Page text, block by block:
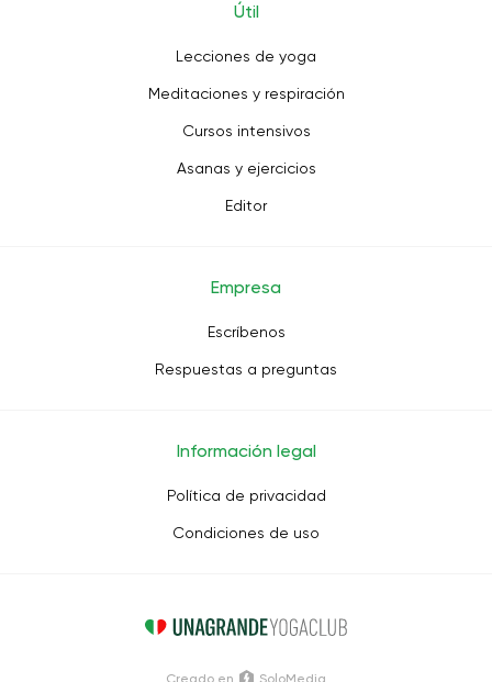
Útil
Lecciones de yoga
Meditaciones y respiración
Cursos intensivos
Asanas y ejercicios
Editor
Empresa
Escríbenos
Respuestas a preguntas
Información legal
Política de privacidad
Condiciones de uso
Creado en SoloMedia